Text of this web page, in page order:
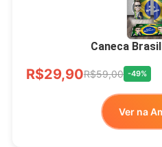
Brasão
Ver
Caneca
R$29,90R$59,00 -49%
Ver na